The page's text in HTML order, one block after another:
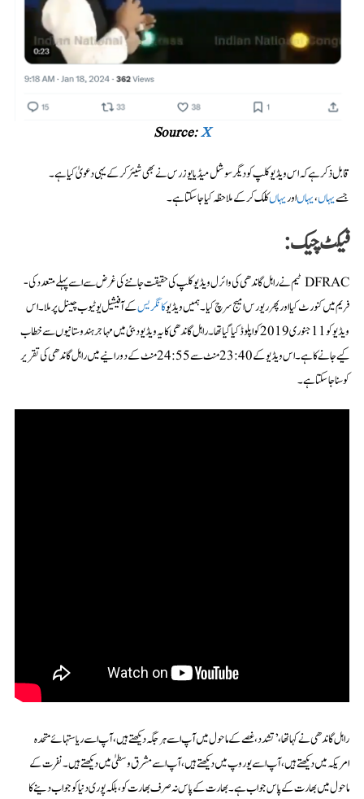
Source:X
قابل ذکر ہے کہ اس ویڈیو کلپ کو دیگر سوشل میڈیا یوزرس نے بھی شیئر کرکے یہی دعویٰ کیا ہے۔
جسےیہاں،یہاںاوریہاںکلک کرکے ملاحظہ کیا جا سکتا ہے۔
فیکٹ چیک:
DFRAC ٹیم نے راہل گاندھی کی وائرل ویڈیو کلپ کی حقیقت جاننے کی غرض سے اسے پہلے متعدد کی-
فریم میں کنورٹ کیا اور پھر ریورس امیج سرچ کیا۔ ہمیں ویڈیوکانگریسکے آفیشیل یوٹیوب چینل پر ملا۔ اس
ویڈیو کو 11 جنوری 2019 کو اپلوڈ کیا گیا تھا۔ راہل گاندھی کا یہ ویڈیو دبئی میں مہاجر ہندوستانیوں سے خطاب
کیے جانے کا ہے۔ اس ویڈیو کے 23:40 منٹ سے 24:55 منٹ کے دورانیے میں راہل گاندھی کی تقریر
کو سنا جا سکتا ہے۔
راہل گاندھی نے کہا تھا،’تشدد، غصے کے ماحول میں آپ اسے ہر جگہ دیکھتے ہیں، آپ اسے ریاستہائے متحدہ
امریکہ میں دیکھتے ہیں، آپ اسے یوروپ میں دیکھتے ہیں، آپ اسے مشرق وسطیٰ میں دیکھتے ہیں۔ نفرت کے
ماحول میں بھارت کے پاس جواب ہے۔ بھارت کے پاس نہ صرف بھارت کو، بلکہ پوری دنیا کو جواب دینے کا